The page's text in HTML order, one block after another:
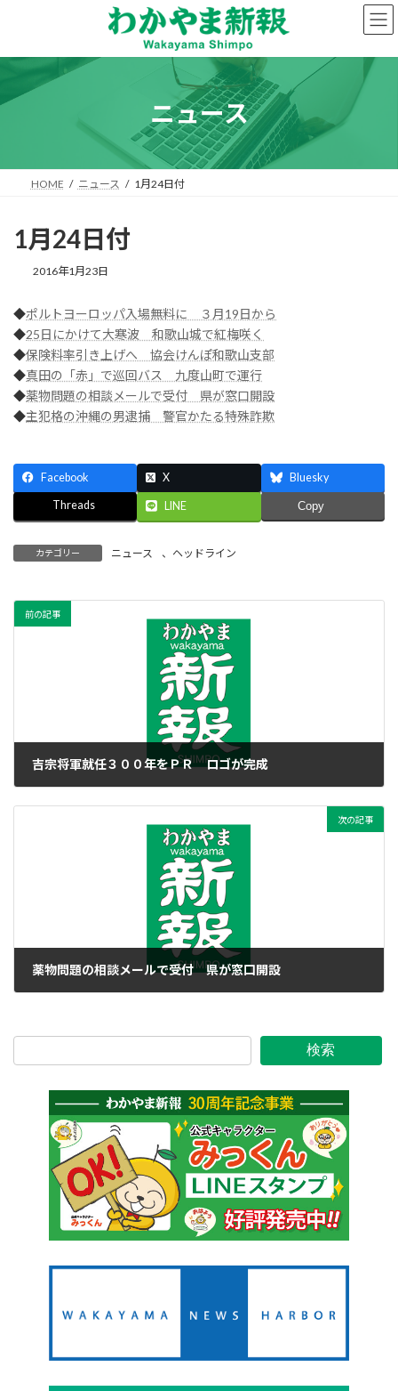
ン
へ
プ
ー
ョ
動
ニュース
HOME ニュース 1月24日付
1月24日付
2016年1月23日
◆ポルトヨーロッパ入場無料に ３月19日から
◆25日にかけて大寒波 和歌山城で紅梅咲く
◆保険料率引き上げへ 協会けんぽ和歌山支部
◆真田の「赤」で巡回バス 九度山町で運行
◆薬物問題の相談メールで受付 県が窓口開設
◆主犯格の沖縄の男逮捕 警官かたる特殊詐欺
Facebook X Bluesky
Threads LINE Copy
カテゴリー ニュース 、 ヘッドライン
前の記事
吉宗将軍就任３００年をＰＲ ロゴが完成
次の記事
薬物問題の相談メールで受付 県が窓口開設
検索